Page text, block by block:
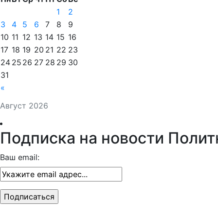
Август 2026
«
1
2
3
4 5 6 7 8
9
10 11 12 13 14 15 16
17 18 19 20 21 22 23
24 25 26 27 28 29 30
31
Подписка на новости
Ваш email: